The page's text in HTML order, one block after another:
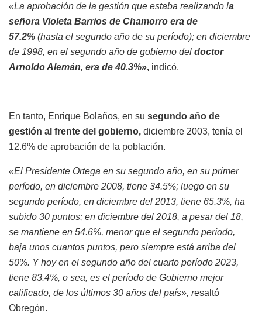
«La aprobación de la gestión que estaba realizando la
señora Violeta Barrios de Chamorro era de
57.2% (hasta el segundo año de su período); en diciembre
de 1998, en el segundo año de gobierno del doctor
Arnoldo Alemán, era de 40.3%», indicó.
En tanto, Enrique Bolaños, en su segundo año de
gestión al frente del gobierno, diciembre 2003, tenía el
12.6% de aprobación de la población.
«El Presidente Ortega en su segundo año, en su primer
período, en diciembre 2008, tiene 34.5%; luego en su
segundo período, en diciembre del 2013, tiene 65.3%, ha
subido 30 puntos; en diciembre del 2018, a pesar del 18,
se mantiene en 54.6%, menor que el segundo período,
baja unos cuantos puntos, pero siempre está arriba del
50%. Y hoy en el segundo año del cuarto período 2023,
tiene 83.4%, o sea, es el período de Gobierno mejor
calificado, de los últimos 30 años del país», resaltó
Obregón.